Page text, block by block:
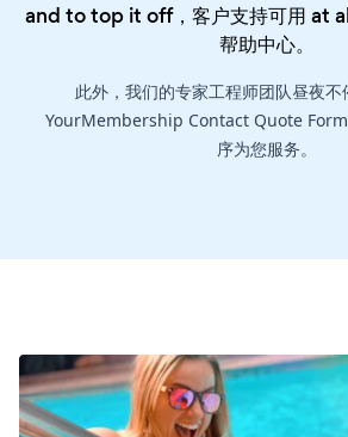
and to top it off，客户支持可用 at
帮助中心。
此外，我们的专家工程师团队昼夜不
YourMembership Contact Quote
序为您服务。